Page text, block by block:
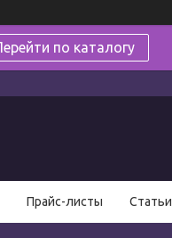
по каталогу
Прайс-листы Статьи